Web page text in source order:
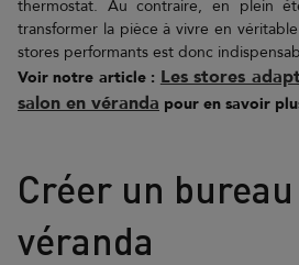
thermostat. Au contraire, en plein
transformer la pièce à vivre en
stores performants est donc
Voir notre article : Les stores
salon en véranda pour en savoir
Créer un
véranda